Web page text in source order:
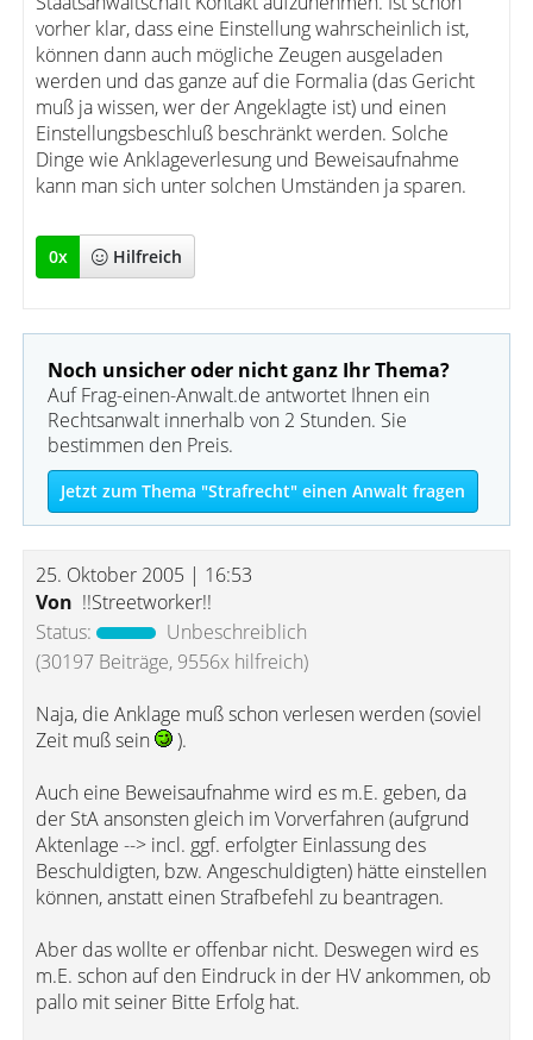
vorher klar, dass eine Einstellung wahrscheinlich ist,
können dann auch mögliche Zeugen ausgeladen
werden und das ganze auf die Formalia (das Gericht
muß ja wissen, wer der Angeklagte ist) und einen
Einstellungsbeschluß beschränkt werden. Solche
Dinge wie Anklageverlesung und Beweisaufnahme
kann man sich unter solchen Umständen ja sparen.
0x Hilfreich
Noch unsicher oder nicht ganz Ihr Thema?
Auf Frag-einen-Anwalt.de antwortet Ihnen ein
Rechtsanwalt innerhalb von 2 Stunden. Sie
bestimmen den Preis.
Jetzt zum Thema "Strafrecht" einen Anwalt fragen
25. Oktober 2005 | 16:53
Von !!Streetworker!!
Status:
Unbeschreiblich
(30197 Beiträge, 9556x hilfreich)
Naja, die Anklage muß schon verlesen werden (soviel
Zeit muß sein
).
Auch eine Beweisaufnahme wird es m.E. geben, da
der StA ansonsten gleich im Vorverfahren (aufgrund
Aktenlage --> incl. ggf. erfolgter Einlassung des
Beschuldigten, bzw. Angeschuldigten) hätte einstellen
können, anstatt einen Strafbefehl zu beantragen.
Aber das wollte er offenbar nicht. Deswegen wird es
m.E. schon auf den Eindruck in der HV ankommen, ob
pallo mit seiner Bitte Erfolg hat.